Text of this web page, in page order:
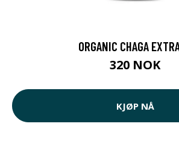
ORGANIC CHAGA
320 NOK
KJØP NÅ